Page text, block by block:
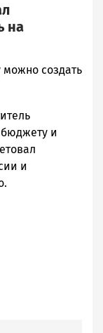
на
создать
бюджету и
и